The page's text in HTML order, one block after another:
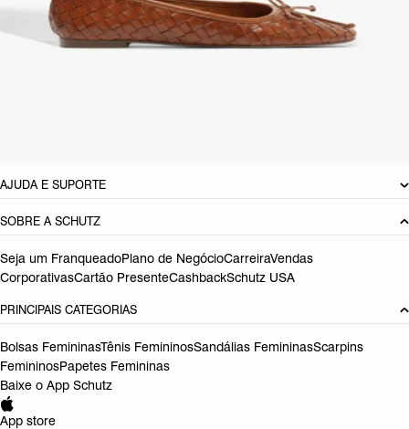
em seus looks diários.
CARACTERÍSTICAS
AJUDA E SUPORTE
SOBRE A SCHUTZ
Seja um FranqueadoPlano de NegócioCarreiraVendas
CorporativasCartão PresenteCashbackSchutz USA
PRINCIPAIS CATEGORIAS
Bolsas FemininasTênis FemininosSandálias FemininasScarpins
FemininosPapetes Femininas
Baixe o App Schutz
App store